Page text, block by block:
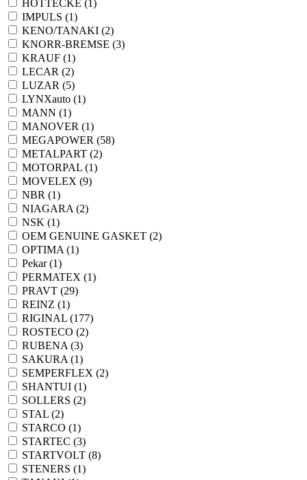
HOTTECKE (1 )
IMPULS (1)
KENO/TANAKI (2)
KNORR-BREMSE (3)
KRAUF (1)
LECAR (2)
LUZAR (5)
LYNXauto (1)
MANN (1)
MANOVER (1)
MEGAPOWER (58)
METALPART (2)
MOTORPAL (1)
MOVELEX (9)
NBR (1)
NIAGARA (2)
NSK (1)
OEM GENUINE GASKET (2)
OPTIMA (1)
Pekar (1)
PERMATEX (1)
PRAVT (29)
REINZ (1)
RIGINAL (177)
ROSTECO (2)
RUBENA (3)
SAKURA (1)
SEMPERFLEX (2)
SHANTUI (1)
SOLLERS (2)
STAL (2)
STARCO (1)
STARTEC (3)
STARTVOLT (8)
STENERS (1)